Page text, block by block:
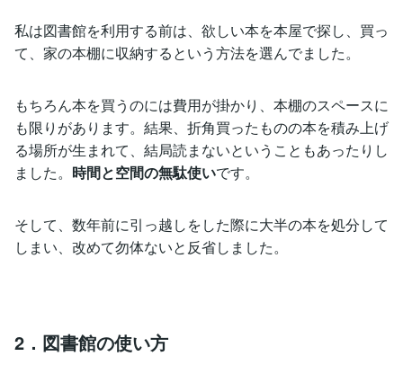
私は図書館を利用する前は、欲しい本を本屋で探し、買っ
て、家の本棚に収納するという方法を選んでました。
もちろん本を買うのには費用が掛かり、本棚のスペースに
も限りがあります。結果、折角買ったものの本を積み上げ
る場所が生まれて、結局読まないということもあったりし
ました。 時間と空間の無駄使いです。
そして、数年前に引っ越しをした際に大半の本を処分して
しまい、改めて勿体ないと反省しました。
2．図書館の使い方